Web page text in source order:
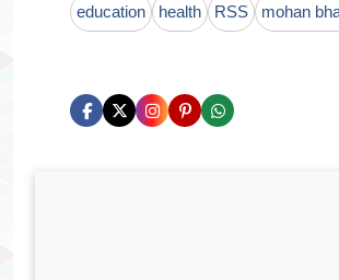
education health RSS mohan